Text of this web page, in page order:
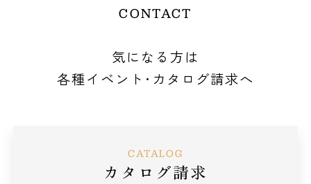
CONTACT
気になる方は
各種イベント･カタログ請求へ
CATALOG
カタログ請求